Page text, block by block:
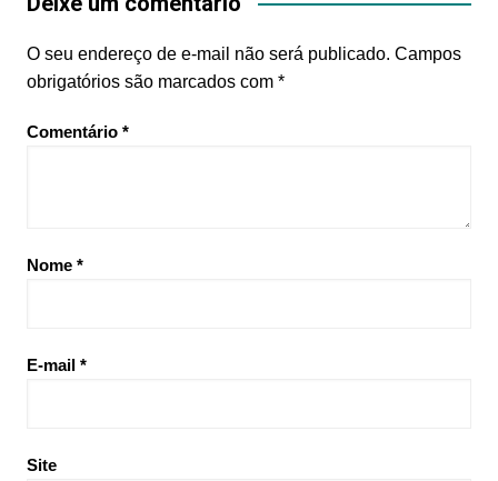
O seu endereço de e-mail não será publicado. Campos
obrigatórios são marcados com *
Comentário *
Nome *
E-mail *
Site